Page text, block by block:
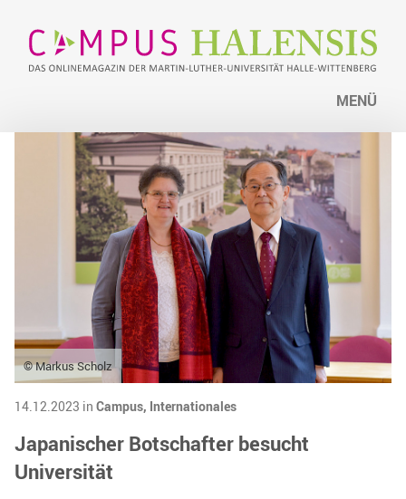
MENÜ
© Markus Scholz
14.12.2023 in Campus, Internationales
Japanischer Botschafter besucht
Universität